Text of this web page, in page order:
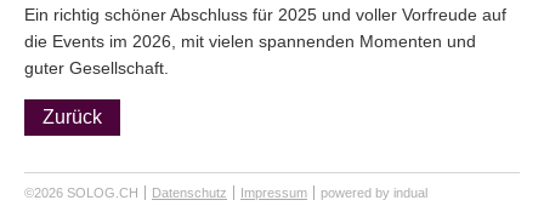
Ein richtig schöner Abschluss für 2025 und voller Vorfreude auf
die Events im 2026, mit vielen spannenden Momenten und
guter Gesellschaft.
Zurück
©2026 SOLOG.CH Datenschutz Impressum powered by indual